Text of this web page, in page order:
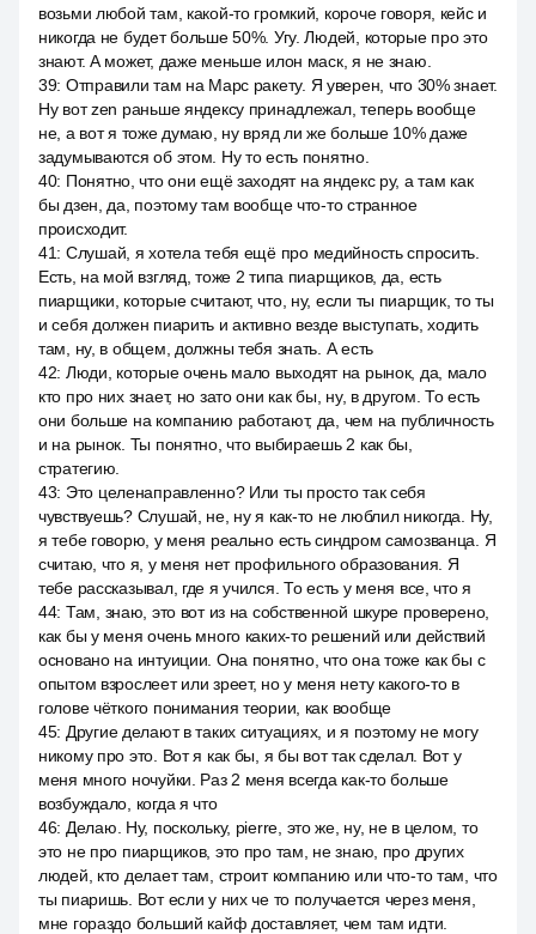
возьми любой там, какой-то громкий, короче говоря, кейс и
никогда не будет больше 50%. Угу. Людей, которые про это
знают. А может, даже меньше илон маск, я не знаю.
39: Отправили там на Марс ракету. Я уверен, что 30% знает.
Ну вот zen раньше яндексу принадлежал, теперь вообще
не, а вот я тоже думаю, ну вряд ли же больше 10% даже
задумываются об этом. Ну то есть понятно.
40: Понятно, что они ещё заходят на яндекс ру, а там как
бы дзен, да, поэтому там вообще что-то странное
происходит.
41: Слушай, я хотела тебя ещё про медийность спросить.
Есть, на мой взгляд, тоже 2 типа пиарщиков, да, есть
пиарщики, которые считают, что, ну, если ты пиарщик, то ты
и себя должен пиарить и активно везде выступать, ходить
там, ну, в общем, должны тебя знать. А есть
42: Люди, которые очень мало выходят на рынок, да, мало
кто про них знает, но зато они как бы, ну, в другом. То есть
они больше на компанию работают, да, чем на публичность
и на рынок. Ты понятно, что выбираешь 2 как бы,
стратегию.
43: Это целенаправленно? Или ты просто так себя
чувствуешь? Слушай, не, ну я как-то не люблил никогда. Ну,
я тебе говорю, у меня реально есть синдром самозванца. Я
считаю, что я, у меня нет профильного образования. Я
тебе рассказывал, где я учился. То есть у меня все, что я
44: Там, знаю, это вот из на собственной шкуре проверено,
как бы у меня очень много каких-то решений или действий
основано на интуиции. Она понятно, что она тоже как бы с
опытом взрослеет или зреет, но у меня нету какого-то в
голове чёткого понимания теории, как вообще
45: Другие делают в таких ситуациях, и я поэтому не могу
никому про это. Вот я как бы, я бы вот так сделал. Вот у
меня много ночуйки. Раз 2 меня всегда как-то больше
возбуждало, когда я что
46: Делаю. Ну, поскольку, pierre, это же, ну, не в целом, то
это не про пиарщиков, это про там, не знаю, про других
людей, кто делает там, строит компанию или что-то там, что
ты пиаришь. Вот если у них че то получается через меня,
мне гораздо больший кайф доставляет, чем там идти.